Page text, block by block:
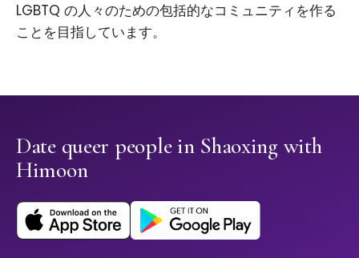
LGBTQ の人々のための包括的なコミュニティを作る
ことを目指しています。
Date queer people in Shaoxing with
Himoon